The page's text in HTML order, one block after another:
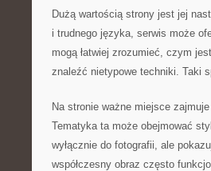
Dużą wartością strony jest jej
i trudnego języka, serwis może
mogą łatwiej zrozumieć, czym
znaleźć nietypowe techniki. Taki
Na stronie ważne miejsce
Tematyka ta może obejmować
wyłącznie do fotografii, ale
współczesny obraz często